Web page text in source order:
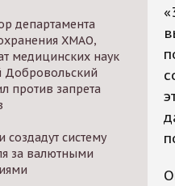
департамента
ХМАО,
медицинских наук
Добровольский
против запрета
создадут систему
за валютными